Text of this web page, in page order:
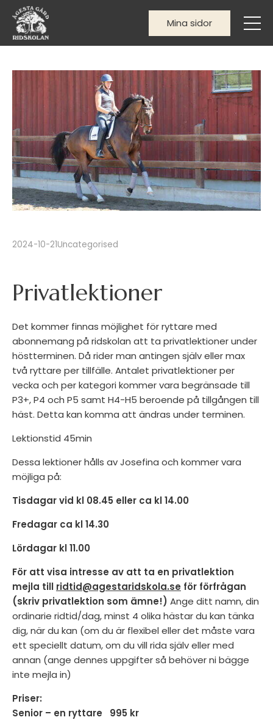
Mina sidor
2024-10-21Uncategorised
Privatlektioner
Det kommer finnas möjlighet för ryttare med
abonnemang på ridskolan att ta privatlektioner under
höstterminen. Då rider man antingen själv eller max
två ryttare per tillfälle. Antalet privatlektioner per
vecka och per kategori kommer vara begränsade till
P3+, P4 och P5 samt H4-H5 beroende på tillgången till
häst. Detta kan komma att ändras under terminen.
Lektionstid 45min
Dessa lektioner hålls av Josefina och kommer vara
möjliga på:
Tisdagar vid kl 08.45 eller ca kl 14.00
Fredagar ca kl 14.30
Lördagar kl 11.00
För att visa intresse av att ta en privatlektion
mejla till ridtid@agestaridskola.se för förfrågan
(skriv privatlektion som ämne!) Ange ditt namn, din
ordinarie ridtid/dag, minst 4 olika hästar du kan tänka
dig, när du kan (om du är flexibel eller det måste vara
ett speciellt datum, om du vill rida själv eller med
annan (ange dennes uppgifter så behöver ni bägge
inte mejla in)
Priser:
Senior – en ryttare 995 kr